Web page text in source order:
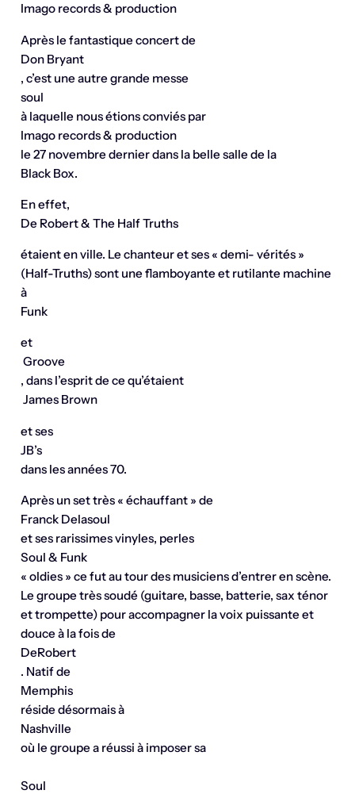
Imago records & production
Après le fantastique concert de
Don Bryant
, c’est une autre grande messe
soul
à laquelle nous étions conviés par
Imago records & production
le 27 novembre dernier dans la belle salle de la
Black Box.
En effet,
De Robert & The Half Truths
étaient en ville. Le chanteur et ses « demi- vérités »
(Half-Truths) sont une flamboyante et rutilante machine
à
Funk
et
Groove
, dans l’esprit de ce qu’étaient
James Brown
et ses
JB’s
dans les années 70.
Après un set très « échauffant » de
Franck Delasoul
et ses rarissimes vinyles, perles
Soul & Funk
« oldies » ce fut au tour des musiciens d’entrer en scène.
Le groupe très soudé (guitare, basse, batterie, sax ténor
et trompette) pour accompagner la voix puissante et
douce à la fois de
DeRobert
. Natif de
Memphis
réside désormais à
Nashville
où le groupe a réussi à imposer sa
Soul